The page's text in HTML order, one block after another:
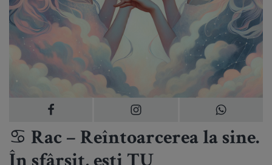
♋ Rac – Reîntoarcerea la sine.